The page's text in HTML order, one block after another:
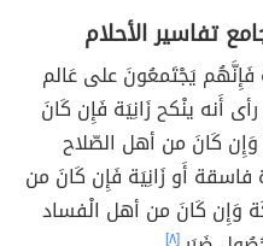
تفاسير الأحلام
فَإِنَّهُم يَجْتَمعُونَ على عَالم
أَنه ينْكح زَانِيَة فَإِن كَانَ
وَإِن كَانَ من أهل الصّلاح
فاسقة أَو زَانِيَة فَإِن كَانَ من
وَإِن كَانَ من أهل الْفساد
[٨]